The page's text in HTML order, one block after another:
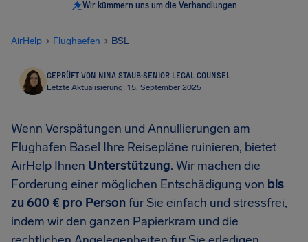
Wir kümmern uns um die Verhandlungen
AirHelp Flughaefen BSL
GEPRÜFT VON NINA STAUB·SENIOR LEGAL COUNSEL
Letzte Aktualisierung: 15. September 2025
Wenn Verspätungen und Annullierungen am
Flughafen Basel Ihre Reisepläne ruinieren, bietet
AirHelp Ihnen Unterstützung. Wir machen die
Forderung einer möglichen Entschädigung von bis
zu 600 € pro Personfür Sie einfach und stressfrei,
indem wir den ganzen Papierkram und die